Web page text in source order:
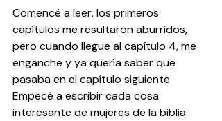
Comencé a leer, los primeros
capítulos me resultaron aburridos,
pero cuando llegue al capítulo 4, me
enganche y ya quería saber que
pasaba en el capítulo siguiente.
Empecé a escribir cada cosa
interesante de mujeres de la biblia